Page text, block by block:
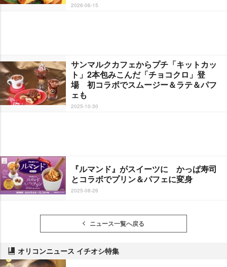
2026-06-15
サンマルクカフェからプチ「キットカッ
ト」2本包みこんだ「チョコクロ」登
場 初コラボでスムージー＆ラテ＆パフ
ェも
2025-10-30
『ルマンド』がスイーツに かっぱ寿司
とコラボでプリン＆パフェに変身
2025-08-26
ニュース一覧へ戻る
オリコンニュース イチオシ特集